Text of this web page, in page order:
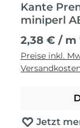
Kante
miniperl
Länge 1 m
2,38 € / m
Preise inkl.
Jetzt